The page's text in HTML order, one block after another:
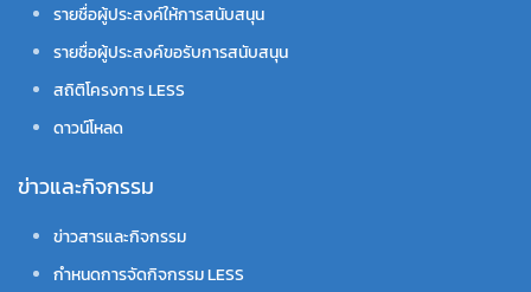
รายชื่อผู้ประสงค์ให้การสนับสนุน
รายชื่อผู้ประสงค์ขอรับการสนับสนุน
สถิติโครงการ LESS
ดาวน์โหลด
ข่าวและกิจกรรม
ข่าวสารและกิจกรรม
กำหนดการจัดกิจกรรม LESS